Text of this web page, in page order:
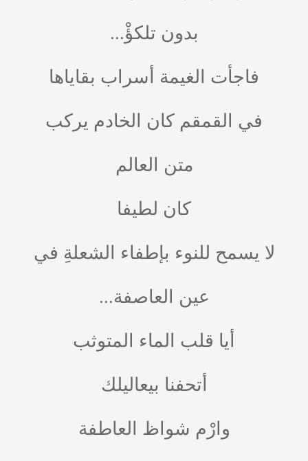
بدون تلكؤْ...
فاجأت الغيمة أسراب بقاياها
في القمقم كان الخادم يركب
متن العالم
كان لطيفا
لا يسمح للنوء بإطفاء الشعلةِ في
عين العاصفة...
أيا قلب الماء المتوثب
أتحفنا بيعاليلك
وارْم شواظ العاطفة